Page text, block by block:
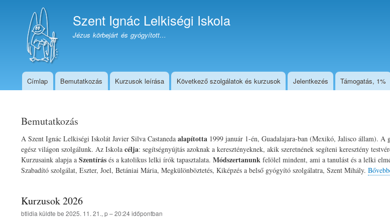
Szent Ignác Lelkiségi Iskola
Jézus körbejárt és gyógyított…
Telegram
Címlap Bemutatkozás Kurzusok leírása Következő szolgálatok és kurzusok Jelentkezés Támogatás, 1%
Bemutatkozás
A Szent Ignác Lelkiségi Iskolát Javier Silva Castaneda alapította 1999 január 1-én, Guadalajara-ban (Mexikó, Jalisco állam). A
egész világon szolgálunk. Az Iskola célja: segítségnyújtás azoknak a keresztényeknek, akik szeretnének segíteni keresztény
Kurzusaink alapja a Szentírás és a katolikus lelki írók tapasztalata. Módszertanunk felölel mindent, ami a tanulást és a lelki
Szabadító szolgálat, Eszter, Joel, Betániai Mária, Megkülönböztetés, Kiképzés a belső gyógyító szolgálatra, Szent Mihály.
Kurzusok 2026
btlidia küldte be 2025. 11. 21., p – 20:24időpontban